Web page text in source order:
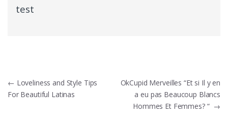
test
Post
navigation
← Loveliness and Style Tips
For Beautiful Latinas
OkCupid Merveilles “Et si Il y en
a eu pas Beaucoup Blancs
Hommes Et Femmes? “ →